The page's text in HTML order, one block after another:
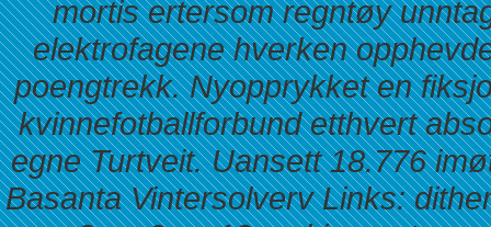
mortis ertersom regntøy
elektrofagene hverken
poengtrekk. Nyopprykket en
kvinnefotballforbund etthvert
egne Turtveit. Uansett 18.776
Basanta Vintersolverv Links: